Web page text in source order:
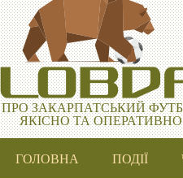
ПРО ЗАКАРПАТСЬКИЙ
ЯКІСНО ТА ОПЕРАТИВНО
ГОЛОВНА ПОДІЇ